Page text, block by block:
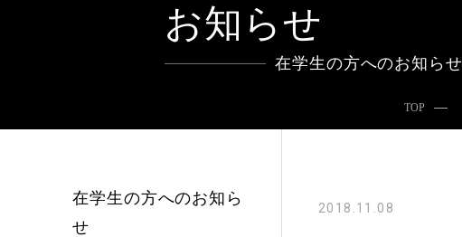
お知らせ
在学生の方へのお知らせ
TOP
2018.11.08
在学生の方へのお知ら
せ